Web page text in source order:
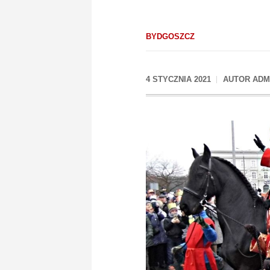
BYDGOSZCZ
4 STYCZNIA 2021 AUTOR